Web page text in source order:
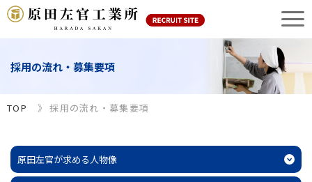
採用の流れ・募集要項
TOP 採用の流れ・募集要項
原田左官が求める人物像